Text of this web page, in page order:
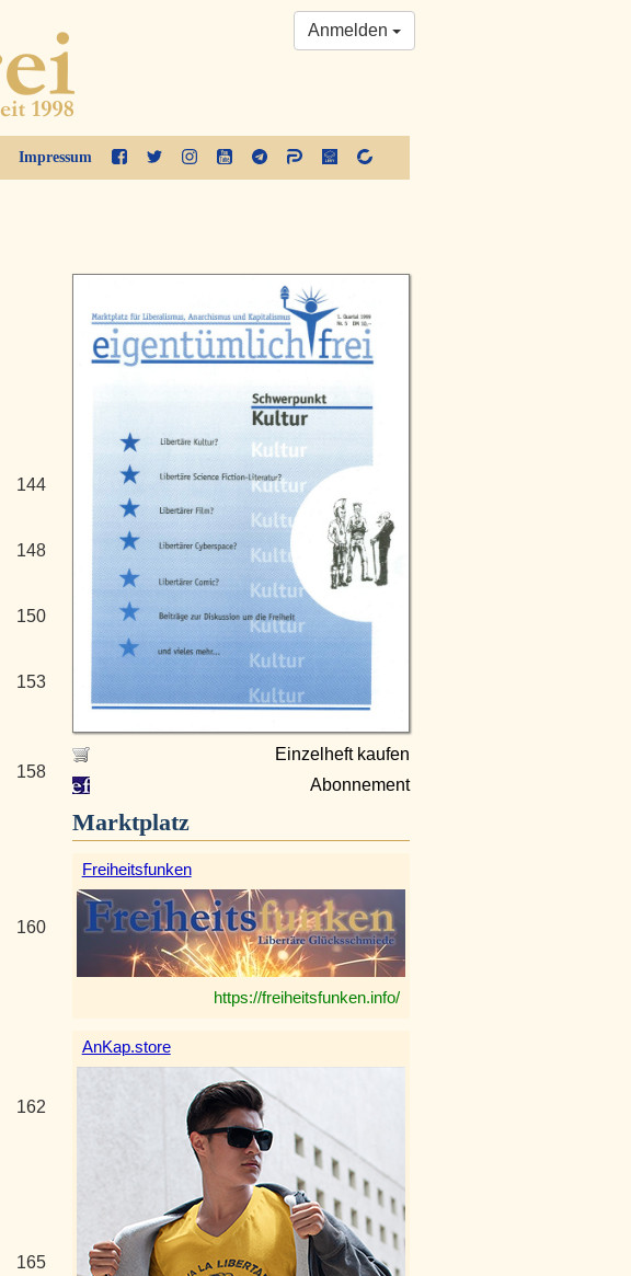
Impressum
Anmelden
144
148
150
153
158
160
162
165
Einzelheft kaufen
Abonnement
Marktplatz
Freiheitsfunken
https://freiheitsfunken.info/
AnKap.store